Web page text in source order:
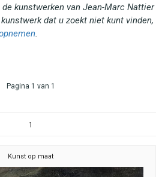
kunstwerken van Jean-Marc Nattier
dat u zoekt niet kunt vinden,
.
Pagina 1 van 1
1
Kunst op maat